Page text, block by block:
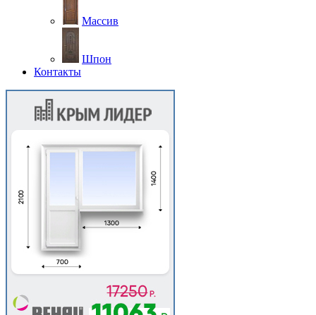
Массив
Шпон
Контакты